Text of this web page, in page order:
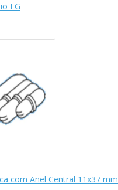
FG
com Anel Central 11x37 mm